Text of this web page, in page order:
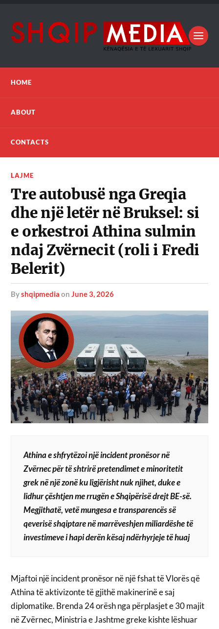
HOME
ABOUT
CONTACTS
LAJME
Tre autobusë nga Greqia
dhe një letër në Bruksel: si
e orkestroi Athina sulmin
ndaj Zvërnecit (roli i Fredi
Belerit)
byshqipmedia onJune 3, 2026
Athina e shfrytëzoi një incident pronësor në
Zvërnec për të shtrirë pretendimet e minoritetit
grek në një zonë ku ligjërisht nuk njihet, duke e
lidhur çështjen me rrugën e Shqipërisë drejt BE-së.
Megjithatë, vetë mungesa e transparencës së
qeverisë shqiptare në marrëveshjen miliardëshe të
investimeve i hapi derën kësaj ndërhyrjeje të huaj
Mjaftoi një incident pronësor në një fshat të Vlorës që
Athina të aktivizonte të gjithë makinerinë e saj
diplomatike. Brenda 24 orësh nga përplasjet e 30 majit
në Zvërnec, Ministria e Jashtme greke kishte lëshuar